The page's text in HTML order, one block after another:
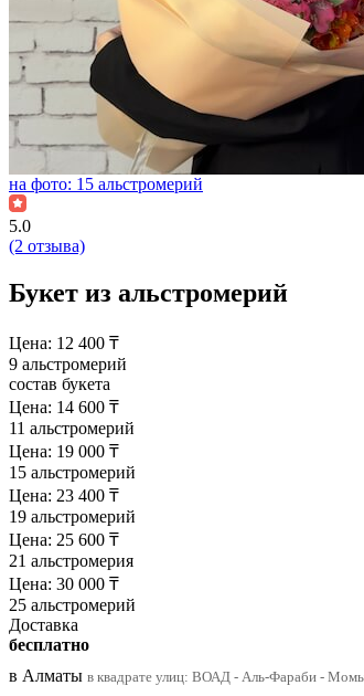
на фото: 15 альстромерий
5.0
(2 отзыва)
Букет из альстромерий
Цена: 12 400 ₸
9 альстромерий
состав букета
Цена: 14 600 ₸
11 альстромерий
Цена: 19 000 ₸
15 альстромерий
Цена: 23 400 ₸
19 альстромерий
Цена: 25 600 ₸
21 альстромерия
Цена: 30 000 ₸
25 альстромерий
Доставка
бесплатно
в Алматы в квадрате улиц: ВОАД - Аль-Фараби -